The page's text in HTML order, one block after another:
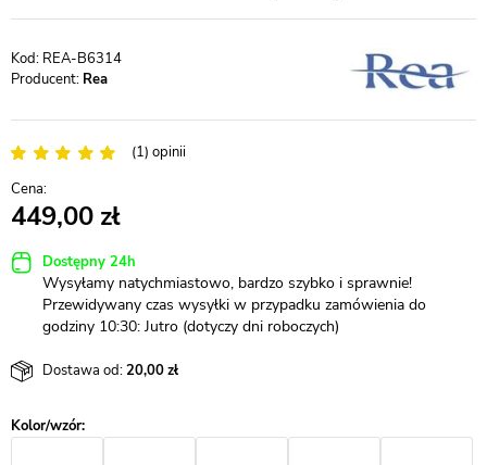
REA-B6314
Producent: Rea
(1) opinii
449,00
Dostępny 24h
Wysyłamy natychmiastowo, bardzo szybko i sprawnie!
Przewidywany czas wysyłki w przypadku zamówienia do
godziny 10:30: Jutro (dotyczy dni roboczych)
Dostawa od:20,00